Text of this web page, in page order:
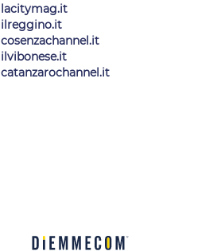
lacitymag.it
ilreggino.it
cosenzachannel.it
ilvibonese.it
catanzarochannel.it